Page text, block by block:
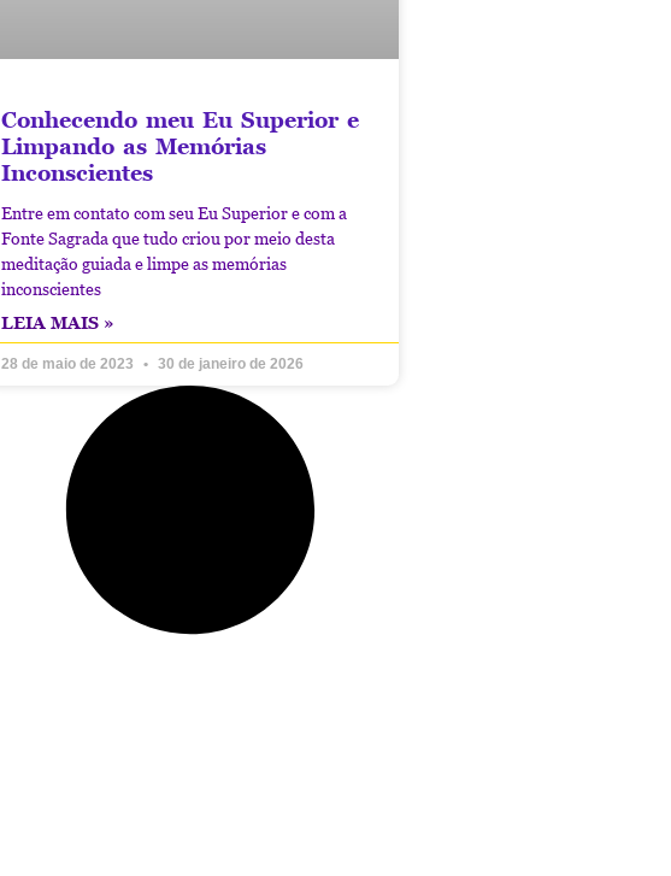
Conhecendo meu Eu Superior e
Limpando as Memórias
Inconscientes
Entre em contato com seu Eu Superior e com a
Fonte Sagrada que tudo criou por meio desta
meditação guiada e limpe as memórias
inconscientes
LEIA MAIS »
28 de maio de 2023 30 de janeiro de 2026